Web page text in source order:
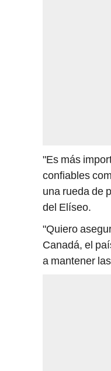
"Es más
confiables
una rueda de
del Elíseo.
"Quiero
Canadá, el
a mantener